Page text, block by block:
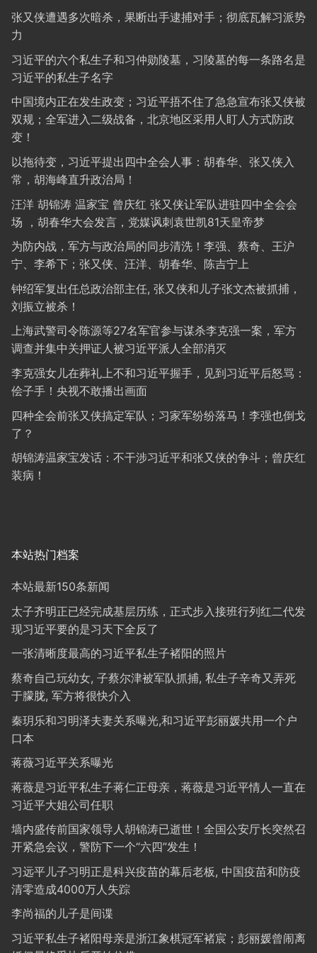
张又侠遭遇多次暗杀，果断出手逮捕对手；彻底瓦解习派势
力
习近平的六个私生子和习仲勋陵墓，习陵墓的每一条路名是
习近平的私生子名字
中国境内正在发生政变；习近平捂不住了急急宣布张又侠被
双规；全军进入二级战备，北京地区采用人盯人方式防政
变！
以拖待变，习近平提出四中全会人事：胡春华、张又侠入
常，胡海峰直升政治局！
汪洋 胡锦涛 温家宝 曾庆红 张又侠让军队进驻四中全会会
场 ，胡春华大会发言，党媒讽刺袁世凯81天皇帝梦
为防内战，军方与政治局的同步清洗！李强、蔡奇、王沪
宁、李希下；张又侠、汪洋、胡春华、陈吉宁上
钟绍军复出任总政治部主任, 张又侠和儿子张文杰被抓捕，
刘振立被杀！
上海武警司令陈源等27名军官参与谋杀李克强一案，军方
调查并集中关押证人被习近平派人全部消灭
李克强女儿在葬礼上不和习近平握手，见到习近平后怒骂：
侩子手！央视不敢播出画面
四种全会前张又侠搞定军队；习家军纷纷落马！李强也倒戈
了？
胡锦涛温家宝发话：不干涉习近平和张又侠的争斗；曾庆红
装病！
本站热门档案
本站最新150条新闻
太子齐明正已经完成基层历练，正式步入接班行列红二代发
现习近平要的是习天下全反了
一张清晰度最高的习近平私生子褚阳的照片
蔡奇自己玩幼女, 子蔡尔津被军队抓捕, 私生子辛奇又弄死
于朦胧, 军方将很快介入
秦玥乐和习明泽夫妻关系曝光,和习近平彭丽媛共用一个户
口本
蒋薇习近平关系曝光
蒋薇是习近平私生子蒋仁正母亲，蒋薇是习近平情人一直在
习近平大姐公司任职
墙内盛传前国家领导人胡锦涛已逝世！全国公安厅长突然召
开紧急会议，警防下一个“六四”发生！
习远平儿子习明正是科兴疫苗的幕后老板, 中国疫苗和防疫
清零造成4000万人失踪
李尚福的儿子是间谍
习近平私生子褚阳母亲是浙江象棋冠军褚宸；彭丽媛曾闹离